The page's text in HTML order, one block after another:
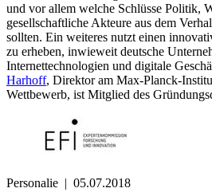
und vor allem welche Schlüsse Politik,
gesellschaftliche Akteure aus dem
sollten. Ein weiteres nutzt einen
zu erheben, inwieweit deutsche
Internettechnologien und digitale
Harhoff, Direktor am Max-Planck-
Wettbewerb, ist Mitglied des
Personalie | 05.07.2018